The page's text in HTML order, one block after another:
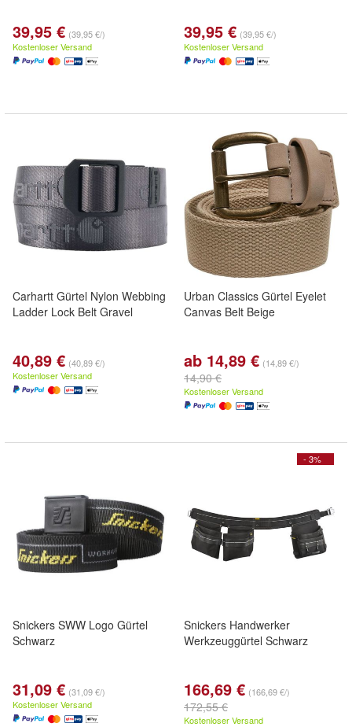
39,95 € (39,95 €/)
Kostenloser Versand
39,95 € (39,95 €/)
Kostenloser Versand
Carhartt Gürtel Nylon Webbing
Ladder Lock Belt Gravel
40,89 € (40,89 €/)
Kostenloser Versand
Urban Classics Gürtel Eyelet
Canvas Belt Beige
ab 14,89 € (14,89 €/)
14,90 €
Kostenloser Versand
Snickers SWW Logo Gürtel
Schwarz
31,09 € (31,09 €/)
Kostenloser Versand
- 3%
Snickers Handwerker
Werkzeuggürtel Schwarz
166,69 € (166,69 €/)
172,55 €
Kostenloser Versand